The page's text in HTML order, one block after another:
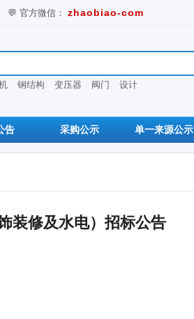
💬 官方微信： zhaobiao-com
钢结构 变压器 阀门 设计
告 采购公示 单一来源公示
装修及水电）招标公告